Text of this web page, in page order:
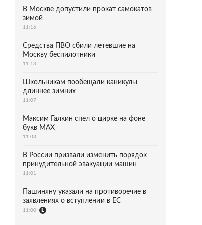
В Москве допустили прокат самокатов
зимой
11:16
Средства ПВО сбили летевшие на
Москву беспилотники
11:13
Школьникам пообещали каникулы
длиннее зимних
11:07
Максим Галкин спел о цирке на фоне
букв MAX
11:03
В России призвали изменить порядок
принудительной эвакуации машин
11:01
Пашиняну указали на противоречие в
заявлениях о вступлении в ЕС
11:00